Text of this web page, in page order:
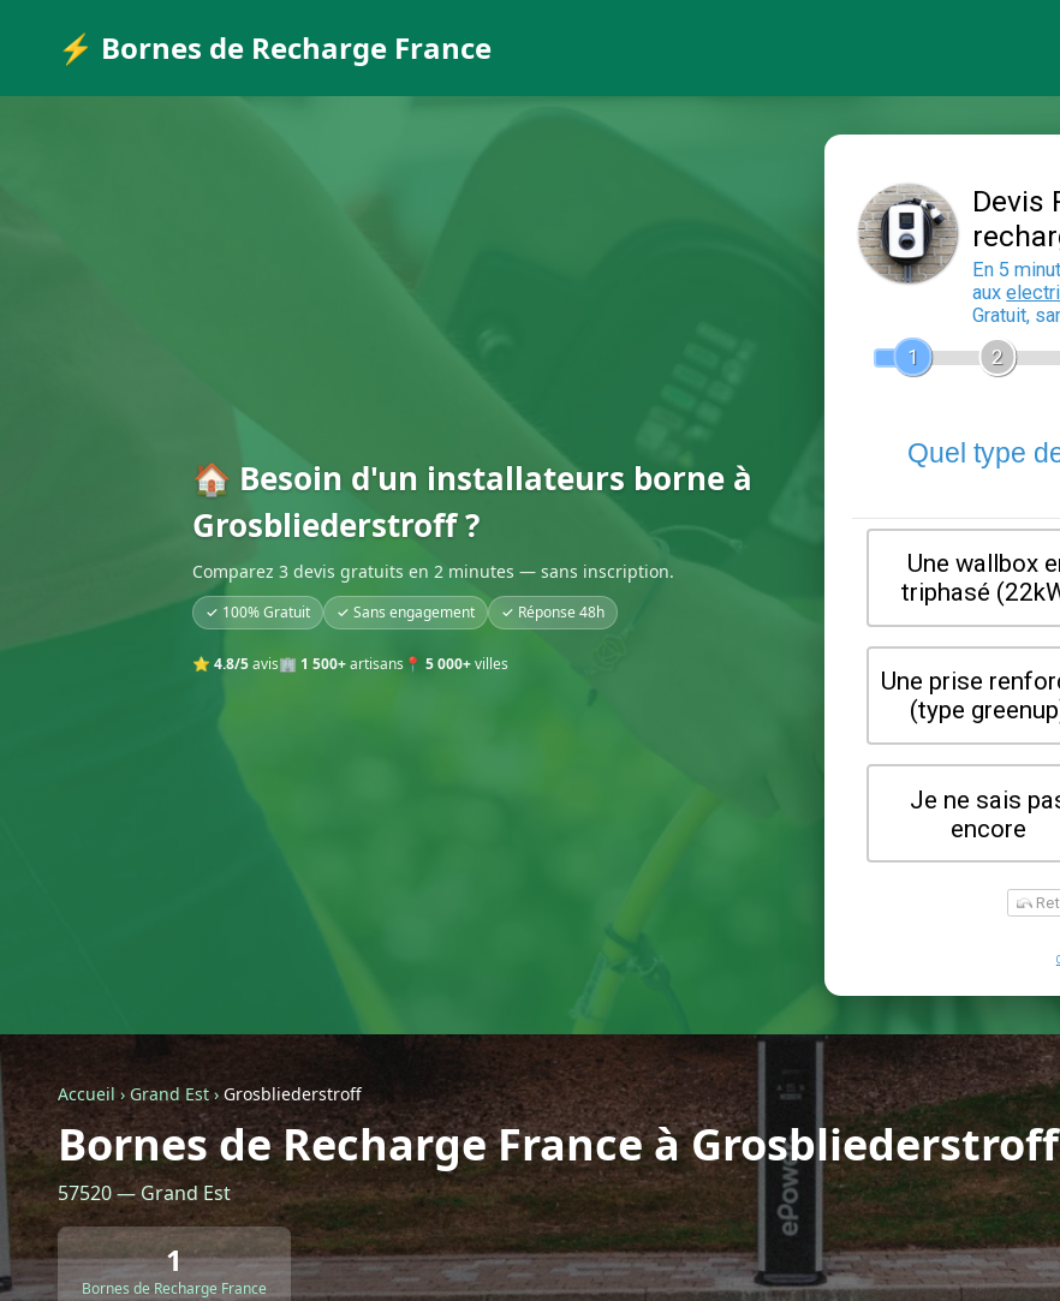
⚡ Bornes de Recharge France
🏠 Besoin d'un installateurs borne à
Grosbliederstroff ?
Comparez 3 devis gratuits en 2 minutes — sans inscription.
✓ 100% Gratuit ✓ Sans engagement ✓ Réponse 48h
⭐ 4.8/5avis🏢 1 500+artisans 📍 5 000+villes
Accueil › Grand Est › Grosbliederstroff
Bornes de Recharge France à Grosbliederstroff
57520 — Grand Est
1
Bornes de Recharge France